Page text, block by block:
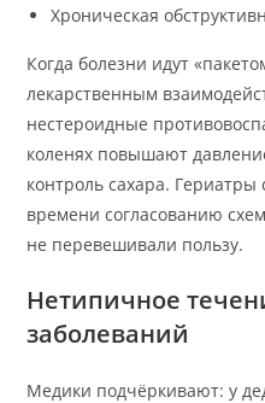
Хроническая
Когда болезни идут
лекарственным
нестероидные
коленях повышают
контроль сахара. Гериатры
времени согласованию
не перевешивали пользу.
Нетипичное
заболеваний
Медики подчёркивают: у